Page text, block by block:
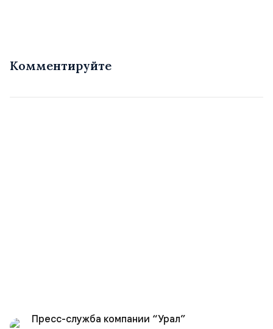
Комментируйте
Пресс-служба компании “Урал”